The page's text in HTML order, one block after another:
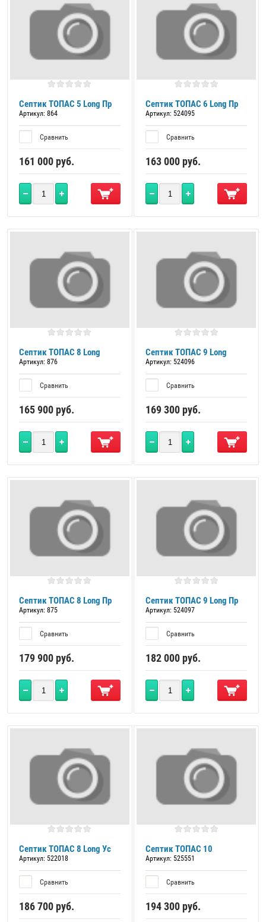
Септик ТОПАС 5 Long Пр
Артикул: 864
Сравнить
161 000 руб.
Септик ТОПАС 6 Long Пр
Артикул: 524095
Сравнить
163 000 руб.
Септик ТОПАС 8 Long
Артикул: 876
Сравнить
165 900 руб.
Септик ТОПАС 9 Long
Артикул: 524096
Сравнить
169 300 руб.
Септик ТОПАС 8 Long Пр
Артикул: 875
Сравнить
179 900 руб.
Септик ТОПАС 9 Long Пр
Артикул: 524097
Сравнить
182 000 руб.
Септик ТОПАС 8 Long Ус
Артикул: 522018
Сравнить
186 700 руб.
Септик ТОПАС 10
Артикул: 525551
Сравнить
194 300 руб.